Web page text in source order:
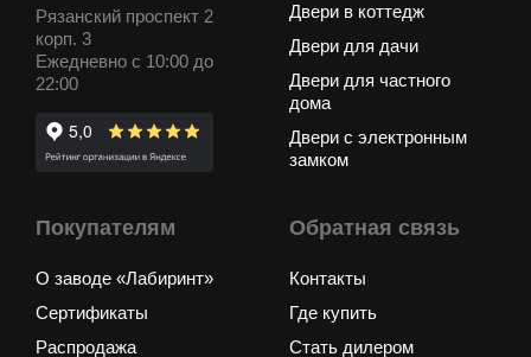
Рязанский проспект 2
корп. 3
Ежедневно с 10:00 до
22:00
Двери в коттедж
Двери для дачи
Двери для частного
дома
Двери с электронным
замком
Покупателям
О заводе «Лабиринт»
Сертификаты
Распродажа
Обратная связь
Контакты
Где купить
Стать дилером